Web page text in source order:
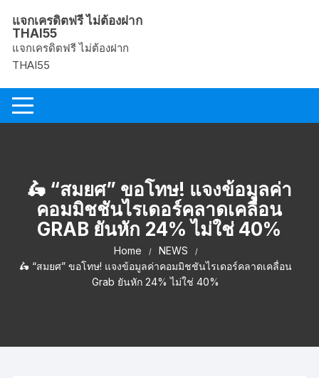
content
แจกเครดิตฟรี ไม่ต้องฝาก
THAI55
แจกเครดิตฟรี ไม่ต้องฝาก
THAI55
🛵 “สมยศ” ขอโทษ! แจงข้อมูลค่า
คอมมิชชันไรเดอร์คลาดเคลื่อน
GRAB ยันหัก 24% ไม่ใช่ 40%
Home
NEWS
🛵 “สมยศ” ขอโทษ! แจงข้อมูลค่าคอมมิชชันไรเดอร์คลาดเคลื่อน
Grab ยันหัก 24% ไม่ใช่ 40%